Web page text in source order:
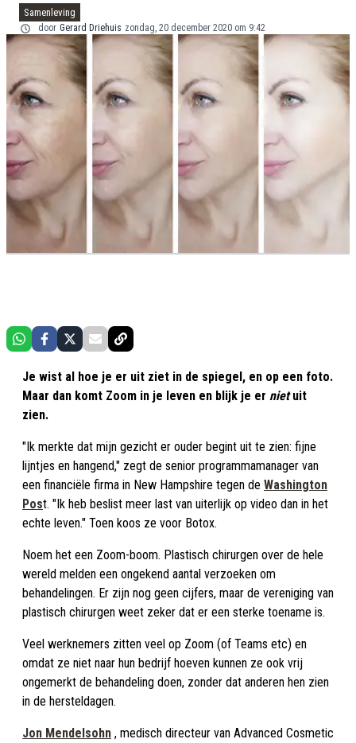
Samenleving
door Gerard Driehuis zondag, 20 december 2020 om 9:42
Je wist al hoe je er uit ziet in de spiegel, en op een foto.
Maar dan komt Zoom in je leven en blijk je er nietuit
zien.
"Ik merkte dat mijn gezicht er ouder begint uit te zien: fijne
lijntjes en hangend," zegt de senior programmamanager van
een financiële firma in New Hampshire tegen de Washington
Post. "Ik heb beslist meer last van uiterlijk op video dan in het
echte leven." Toen koos ze voor Botox.
Noem het een Zoom-boom. Plastisch chirurgen over de hele
wereld melden een ongekend aantal verzoeken om
behandelingen. Er zijn nog geen cijfers, maar de vereniging van
plastisch chirurgen weet zeker dat er een sterke toename is.
Veel werknemers zitten veel op Zoom (of Teams etc) en
omdat ze niet naar hun bedrijf hoeven kunnen ze ook vrij
ongemerkt de behandeling doen, zonder dat anderen hen zien
in de hersteldagen.
Jon Mendelsohn , medisch directeur van Advanced Cosmetic